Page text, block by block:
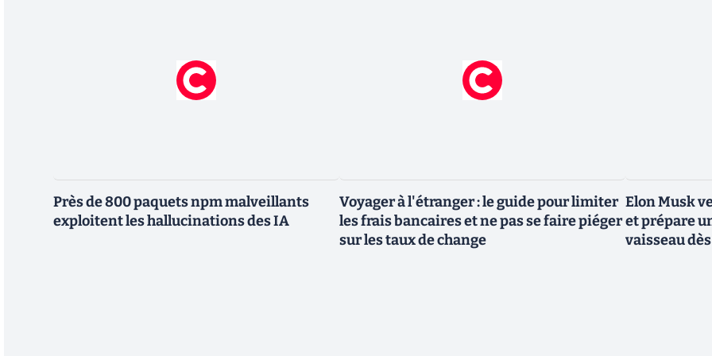
Près de 800 paquets npm malveillants
exploitent les hallucinations des IA
Voyager à l'étranger : le guide pour limiter
les frais bancaires et ne pas se faire piéger
sur les taux de change
Elon Musk
et prépare
vaisseau